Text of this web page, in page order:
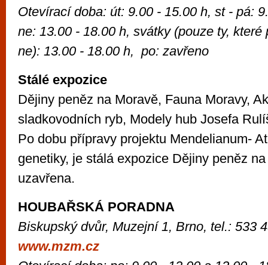
Otevírací doba: út: 9.00 - 15.00 h, st - pá:
ne: 13.00 - 18.00 h, svátky (pouze ty, které
ne): 13.00 - 18.00 h, po: zavřeno
Stálé expozice
Dějiny peněz na Moravě, Fauna Moravy,
sladkovodních ryb, Modely hub Josefa
Po dobu přípravy projektu Mendelianum-
genetiky, je stálá expozice Dějiny peněz
uzavřena.
HOUBAŘSKÁ PORADNA
Biskupský dvůr, Muzejní 1, Brno, tel.: 533
www.mzm.cz